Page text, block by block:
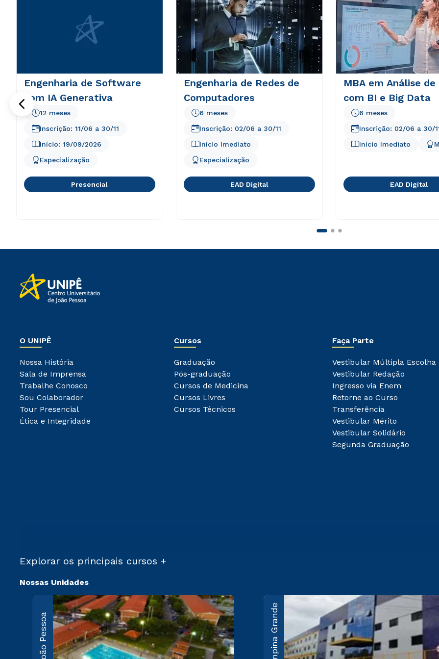
Engenharia de Software
com IA Generativa
Início: 19/09/2026
12 meses
Especialização
Inscrição: 11/06 a 30/11
Presencial
Engenharia de Redes de
Computadores
Início Imediato
6 meses
Especialização
Inscrição: 02/06 a 30/11
EAD Digital
MBA em Análise de
com BI e Big Data
Início Imediato
6 meses
Inscrição: 02/06 a 30/
EAD Digital
O UNIPÊ
Nossa História
Sala de Imprensa
Trabalhe Conosco
Sou Colaborador
Tour Presencial
Ética e Integridade
Cursos
Graduação
Pós-graduação
Cursos de Medicina
Cursos Livres
Cursos Técnicos
Faça Parte
Vestibular Múltipla Escolha
Vestibular Redação
Ingresso via Enem
Retorne ao Curso
Transferência
Vestibular Mérito
Vestibular Solidário
Segunda Graduação
Explorar os principais cursos +
Nossas Unidades
João Pessoa
João Pessoa
Rodovia BR-230, KM 22 Água
Fria - João Pessoa/PB CEP
58053-000
Saiba mais
Campina Grande